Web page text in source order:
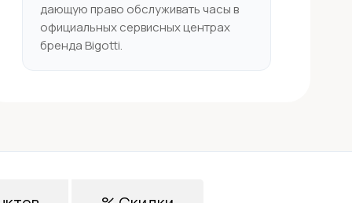
дающую право обслуживать часы в
официальных сервисных центрах
бренда Bigotti.